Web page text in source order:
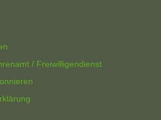
/ Freiwilligendienst